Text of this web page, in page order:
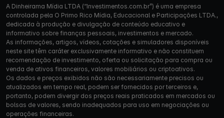
A Dinheirama Mídia LTDA (“Investimentos.com.br”) é uma empresa
controlada pela O Primo Rico Mídia, Educacional e Participações LTDA.,
dedicada à produção e divulgação de conteúdo educativo e
informativo sobre finanças pessoais, investimentos e mercado.
As informações, artigos, vídeos, cotações e simuladores disponíveis
neste site têm caráter exclusivamente informativo e não constituem
recomendação de investimento, oferta ou solicitação para compra ou
venda de ativos financeiros, valores mobiliários ou criptoativos.
Os dados e preços exibidos não são necessariamente precisos ou
atualizados em tempo real, podem ser fornecidos por terceiros e,
portanto, podem divergir dos preços reais praticados em mercados ou
bolsas de valores, sendo inadequados para uso em negociações ou
operações financeiras.